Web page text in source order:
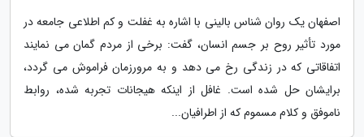
اصفهان یک روان شناس بالینی با اشاره به غفلت و کم اطلاعی جامعه در
مورد تأثیر روح بر جسم انسان، گفت: برخی از مردم گمان می نمایند
اتفاقاتی که در زندگی رخ می دهد و به مرورزمان فراموش می گردد،
برایشان حل شده است. غافل از اینکه هیجانات تجربه شده، روابط
ناموفق و کلام مسموم که از اطرافیان...